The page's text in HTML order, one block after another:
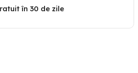
în 30 de zile